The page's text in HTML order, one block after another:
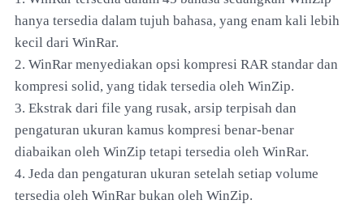
hanya tersedia dalam tujuh bahasa, yang enam kali lebih
kecil dari WinRar.
2. WinRar menyediakan opsi kompresi RAR standar dan
kompresi solid, yang tidak tersedia oleh WinZip.
3. Ekstrak dari file yang rusak, arsip terpisah dan
pengaturan ukuran kamus kompresi benar-benar
diabaikan oleh WinZip tetapi tersedia oleh WinRar.
4. Jeda dan pengaturan ukuran setelah setiap volume
tersedia oleh WinRar bukan oleh WinZip.